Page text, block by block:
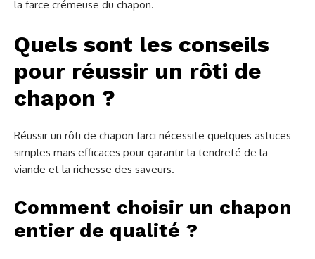
la farce crémeuse du chapon.
Quels sont les conseils
pour réussir un rôti de
chapon ?
Réussir un rôti de chapon farci nécessite quelques astuces
simples mais efficaces pour garantir la tendreté de la
viande et la richesse des saveurs.
Comment choisir un chapon
entier de qualité ?